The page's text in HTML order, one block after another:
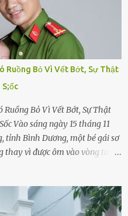
Ruồng Bỏ Vì Vết Bớt, Sự Thật
Ruồng Bỏ Vì Vết Bớt, Sự Thật
Vào sáng ngày 15 tháng 11
tỉnh Bình Dương, một bé gái sơ
vì được ôm vào vòng tay
Tùng xem như điềm gở. Ông
tiếng ở Bình Dương, cùng vợ là